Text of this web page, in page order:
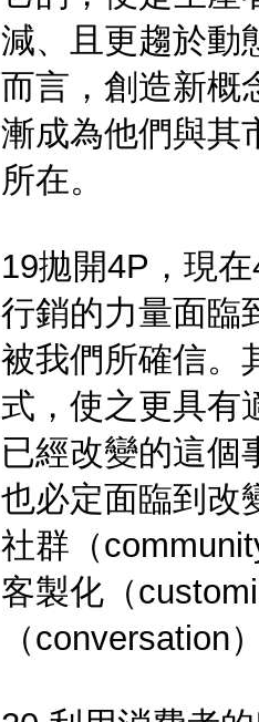
減、且更趨於動
而言，創造新概
漸成為他們與其
所在。
19拋開4P，現
行銷的力量面臨
被我們所確信。
式，使之更具有
已經改變的這個
也必定面臨到改
社群（
客製化（
（conversation